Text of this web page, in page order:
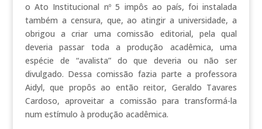
o Ato Institucional nº 5 impôs ao país, foi instalada
também a censura, que, ao atingir a universidade, a
obrigou a criar uma comissão editorial, pela qual
deveria passar toda a produção acadêmica, uma
espécie de “avalista” do que deveria ou não ser
divulgado. Dessa comissão fazia parte a professora
Aidyl, que propôs ao então reitor, Geraldo Tavares
Cardoso, aproveitar a comissão para transformá-la
num estímulo à produção acadêmica.